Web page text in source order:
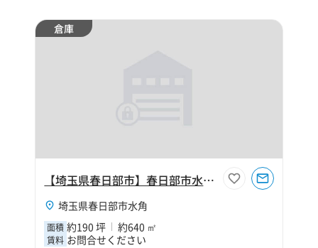
倉庫
【埼玉県春日部市】春日部市水角190坪倉庫
埼玉県春日部市水角
面積 約190 坪 約640 ㎡
賃料 お問合せください